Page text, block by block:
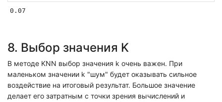
0.07
8. Выбор значения K
В методе KNN выбор значения k очень важен. При
маленьком значении k "шум" будет оказывать сильное
воздействие на итоговый результат. Большое значение
делает его затратным с точки зрения вычислений и